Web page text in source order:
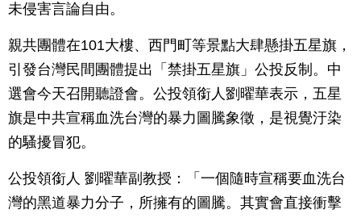
未侵害言論自由。
親共團體在101大樓、西門町等景點大肆懸掛五星旗，
引發台灣民間團體提出「禁掛五星旗」公投反制。中
選會今天召開聽證會。公投領銜人劉曜華表示，五星
旗是中共宣稱血洗台灣的暴力圖騰象徵，是視覺汙染
的騷擾冒犯。
公投領銜人 劉曜華副教授：「一個隨時宣稱要血洗台
灣的黑道暴力分子，所擁有的圖騰。其實會直接衝擊